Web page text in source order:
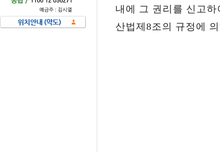
내에 그 권리를 신고
산법제8조의 규정에